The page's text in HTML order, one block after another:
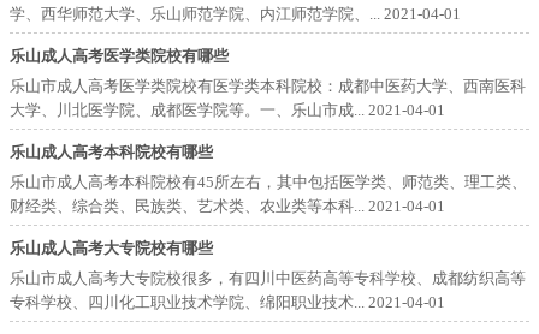
学、西华师范大学、乐山师范学院、内江师范学院、... 2021-04-01
乐山成人高考医学类院校有哪些
乐山市成人高考医学类院校有医学类本科院校：成都中医药大学、西南医科
大学、川北医学院、成都医学院等。一、乐山市成... 2021-04-01
乐山成人高考本科院校有哪些
乐山市成人高考本科院校有45所左右，其中包括医学类、师范类、理工类、
财经类、综合类、民族类、艺术类、农业类等本科... 2021-04-01
乐山成人高考大专院校有哪些
乐山市成人高考大专院校很多，有四川中医药高等专科学校、成都纺织高等
专科学校、四川化工职业技术学院、绵阳职业技术... 2021-04-01